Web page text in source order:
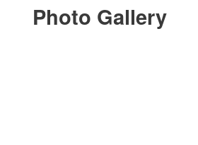
Photo Gallery